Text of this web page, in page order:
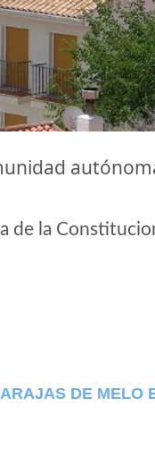
de la
DE MELO